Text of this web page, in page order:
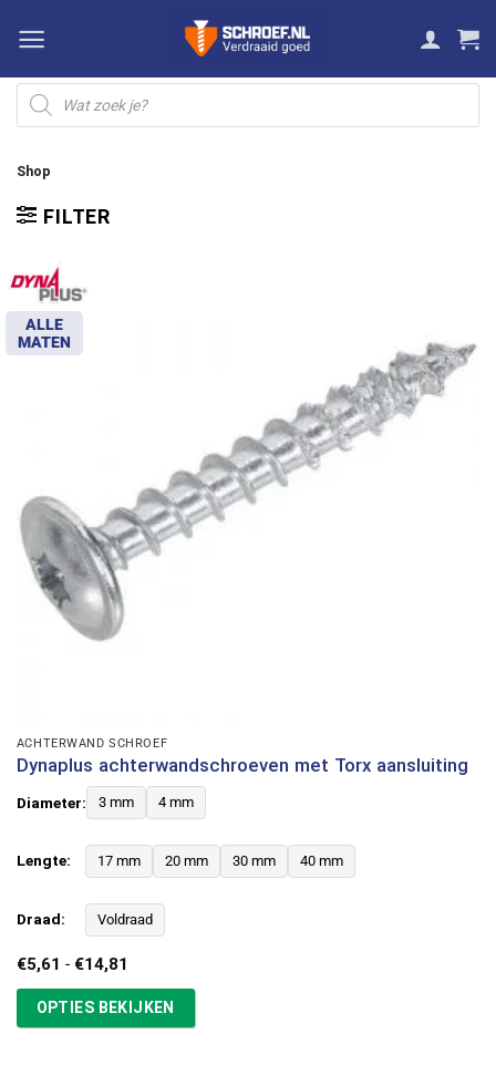
naar
inhoud
Producten
zoeken
Shop
FILTER
ALLE
MATEN
ACHTERWAND SCHROEF
Dynaplus achterwandschroeven met Torx aansluiting
Diameter: 3 mm 4 mm
Lengte: 17 mm 20 mm 30 mm 40 mm
Draad: Voldraad
€5,61 - €14,81
€14,81
OPTIES BEKIJKEN